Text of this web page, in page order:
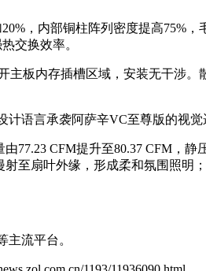
，内部铜柱阵列密度提高75%
交换效率。
主板内存插槽区域，安装无干涉。
语言承袭阿萨辛VC至尊版的视觉
CFM提升至80.37 CFM，静
至扇叶外缘，形成柔和氛围照明
流平台。